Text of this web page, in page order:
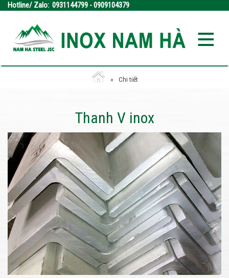
Hotline/ Zalo: 0931144799 - 0909104379
Chi tiết
Thanh V inox